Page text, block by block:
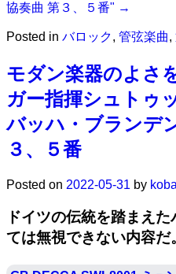
協奏曲 第３、５番" →
Posted in バロック, 管弦楽曲,
モダン楽器のよさ
ガー指揮シュトゥ
バッハ・ブランデ
３、５番
Posted on 2022-05-31 by
ドイツの伝統を踏まえ
ては無視できない内容だ